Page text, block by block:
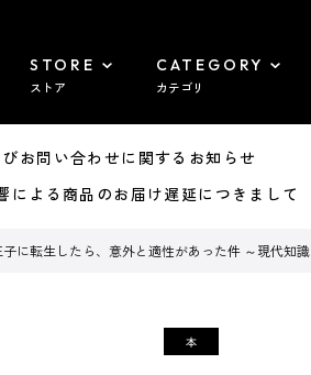
STORE
ストア
CATEGORY
カテゴリ
問い合わせに関するお知らせ
よる商品のお届け遅延につきまして
に転生したら、意外と適性があった件 ～現代知